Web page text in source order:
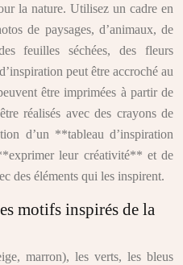
la nature. Utilisez un cadre en
de paysages, d’animaux, de
feuilles séchées, des fleurs
peut être accroché au
être imprimées à partir de
réalisés avec des crayons de
d’un **tableau d’inspiration
leur créativité** et de
des éléments qui les inspirent.
motifs inspirés de la
marron), les verts, les bleus